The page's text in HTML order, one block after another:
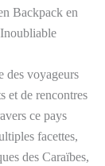
Backpack en
des voyageurs
et de rencontres
ce pays
facettes,
des Caraïbes,